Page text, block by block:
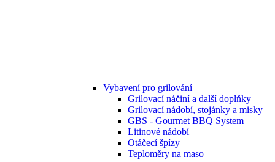
Vybavení pro grilování
Grilovací náčiní a další doplňky
Grilovací nádobí, stojánky a misky
GBS - Gourmet BBQ System
Litinové nádobí
Otáčecí špízy
Teploměry na maso